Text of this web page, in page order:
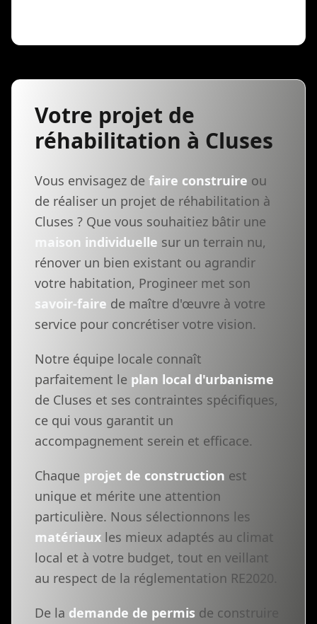
Votre projet de
réhabilitation à Cluses
Vous envisagez de faire construire ou
de réaliser un projet de réhabilitation à
Cluses ? Que vous souhaitiez bâtir une
maison individuelle sur un terrain nu,
rénover un bien existant ou agrandir
votre habitation, Progineer met son
savoir-faire de maître d'œuvre à votre
service pour concrétiser votre vision.
Notre équipe locale connaît
parfaitement le plan local d'urbanisme
de Cluses et ses contraintes spécifiques,
ce qui vous garantit un
accompagnement serein et efficace.
Chaque projet de construction est
unique et mérite une attention
particulière. Nous sélectionnons les
matériaux les mieux adaptés au climat
local et à votre budget, tout en veillant
au respect de la réglementation RE2020.
De la demande de permis de construire